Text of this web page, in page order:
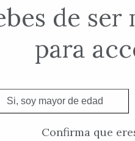
de ser
para
Si, soy mayor de edad
Confirma que
Añadir al carrito